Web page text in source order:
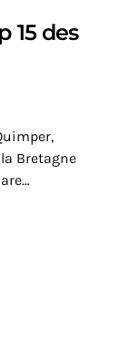
15 des
Bretagne